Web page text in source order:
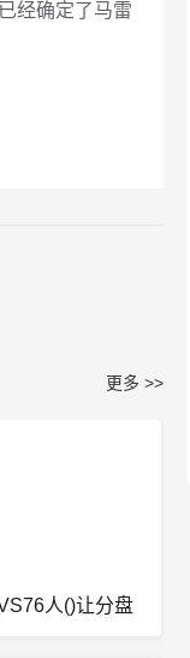
经确定了马雷
更多 >>
人()让分盘